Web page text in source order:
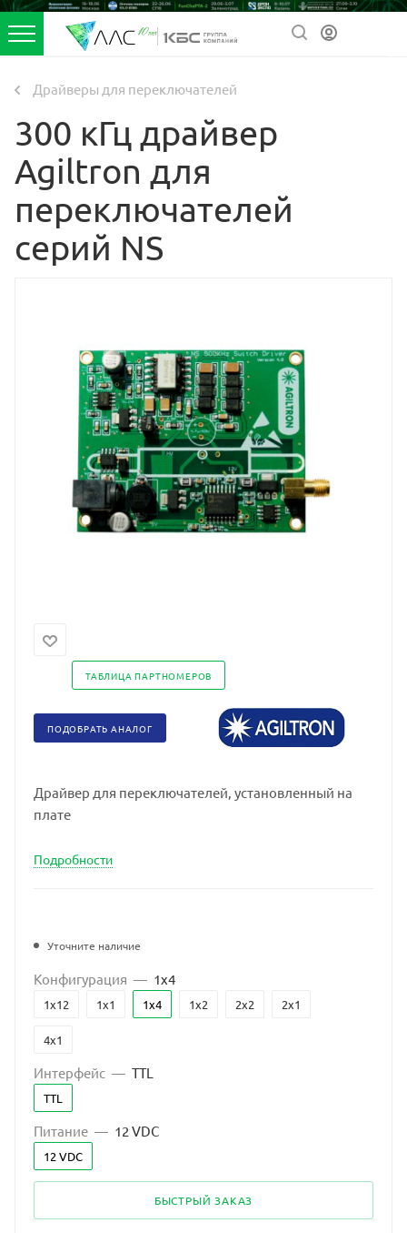
Драйверы для переключателей
300 кГц драйвер
Agiltron для
переключателей
серий NS
ТАБЛИЦА ПАРТНОМЕРОВ
ПОДОБРАТЬ АНАЛОГ
Драйвер для переключателей, установленный на
плате
Подробности
Уточните наличие
Конфигурация — 1x4
1x12 1x1 1x4 1х2 2x2 2х1
4x1
Интерфейс — TTL
TTL
Питание — 12 VDC
12 VDC
БЫСТРЫЙ ЗАКАЗ